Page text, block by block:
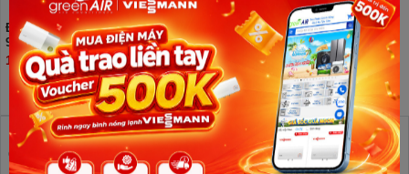
Điều hòa Mitsubishi Electric
9000BTU 2 chiều inverter HT25VF
10.400.000đ
GreenAir Việt Nam - Tổng Kho phân phối Điều hòa 9000